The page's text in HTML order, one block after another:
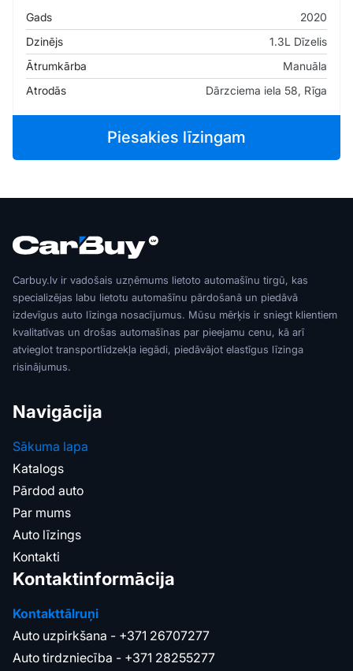
Gads
2020
Dzinējs
1.3L Dīzelis
Ātrumkārba
Manuāla
Atrodās
Dārzciema iela 58, Rīga
Piesakies līzingam
Carbuy.lv ir vadošais uzņēmums lietoto automašīnu tirgū, kas
specializējas labu lietotu automašīnu pārdošanā un piedāvā
izdevīgus auto līzinga nosacījumus. Mūsu mērķis ir sniegt klientiem
kvalitatīvas un drošas automašīnas par pieejamu cenu, kā arī
atvieglot transportlīdzekļa iegādi, piedāvājot elastīgus līzinga
risinājumus.
Navigācija
Sākuma lapa
Katalogs
Pārdod auto
Par mums
Auto līzings
Kontakti
Kontaktinformācija
Kontakttālruņi
Auto uzpirkšana - +371 26707277
Auto tirdzniecība - +371 28255277